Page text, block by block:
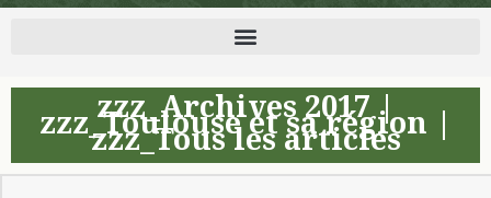
zzz_Archives 2017|
zzz_Toulouse et sa région
zzz_Tous les articles